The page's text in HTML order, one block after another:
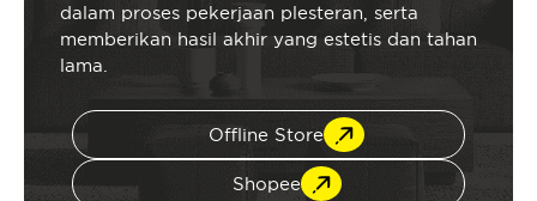
dalam proses pekerjaan plesteran, serta
memberikan hasil akhir yang estetis dan tahan
lama.
Offline Store
Shopee